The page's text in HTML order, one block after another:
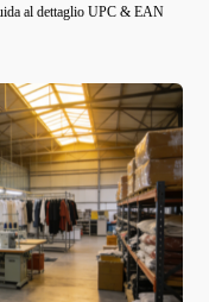
al dettaglio UPC & EAN